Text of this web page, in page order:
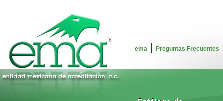
ema Preguntas Frecuentes